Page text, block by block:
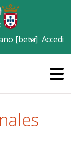
Accedi